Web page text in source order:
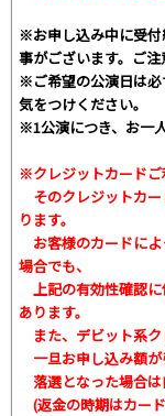
※お申し込み中に受付
事がございます。ご注
※ご希望の公演日は必
気をつけください。
※1公演につき、お一
※クレジットカードご
そのクレジットカ
ります。
お客様のカードによ
場合でも、
上記の有効性確認
あります。
また、デビット系ク
一旦お申し込み額が
落選となった場合は
(返金の時期はカー